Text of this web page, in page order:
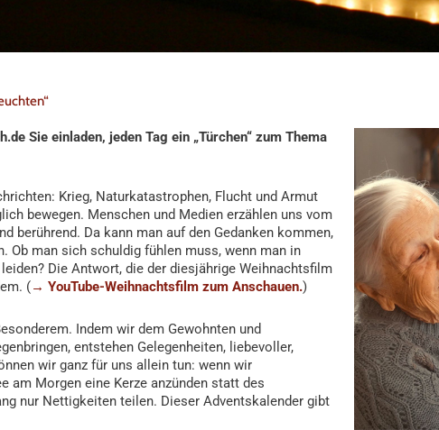
Sie einladen, jeden Tag ein „Türchen“ zum Thema
Krieg, Naturkatastrophen, Flucht und Armut
bewegen. Menschen und Medien erzählen uns vom
berührend. Da kann man auf den Gedanken kommen,
Ob man sich schuldig fühlen muss, wenn man in
Die Antwort, die der diesjährige Weihnachtsfilm
(→ YouTube-Weihnachtsfilm zum Anschauen.)
Indem wir dem Gewohnten und
entstehen Gelegenheiten, liebevoller,
wir ganz für uns allein tun: wenn wir
am Morgen eine Kerze anzünden statt des
nur Nettigkeiten teilen. Dieser Adventskalender gibt